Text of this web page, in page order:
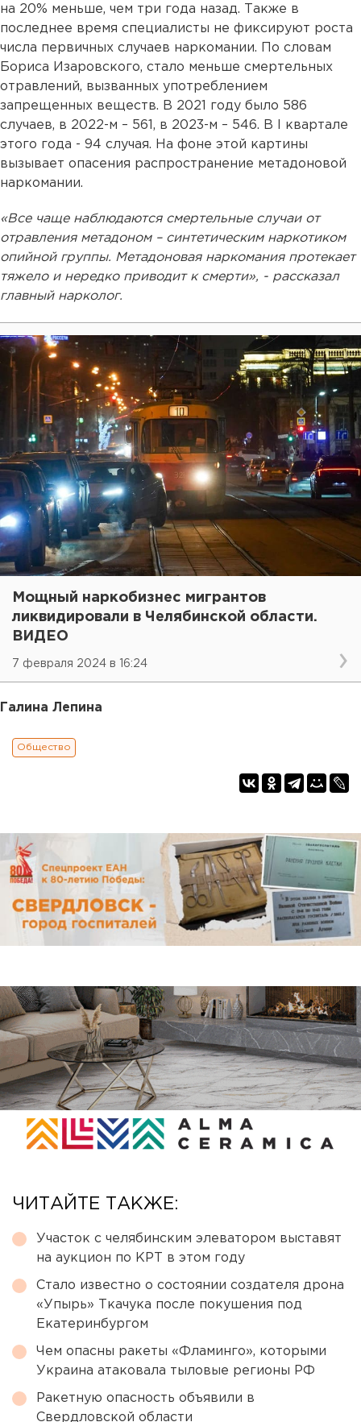
на 20% меньше, чем три года назад. Также в
последнее время специалисты не фиксируют роста
числа первичных случаев наркомании. По словам
Бориса Изаровского, стало меньше смертельных
отравлений, вызванных употреблением
запрещенных веществ. В 2021 году было 586
случаев, в 2022-м – 561, в 2023-м – 546. В I квартале
этого года - 94 случая. На фоне этой картины
вызывает опасения распространение метадоновой
наркомании.
«Все чаще наблюдаются смертельные случаи от
отравления метадоном – синтетическим наркотиком
опийной группы. Метадоновая наркомания протекает
тяжело и нередко приводит к смерти», - рассказал
главный нарколог.
Мощный наркобизнес мигрантов
ликвидировали в Челябинской области.
ВИДЕО
7 февраля 2024 в 16:24
Галина Лепина
Общество
ЧИТАЙТЕ ТАКЖЕ:
Участок с челябинским элеватором выставят
на аукцион по КРТ в этом году
Стало известно о состоянии создателя дрона
«Упырь» Ткачука после покушения под
Екатеринбургом
Чем опасны ракеты «Фламинго», которыми
Украина атаковала тыловые регионы РФ
Ракетную опасность объявили в
Свердловской области